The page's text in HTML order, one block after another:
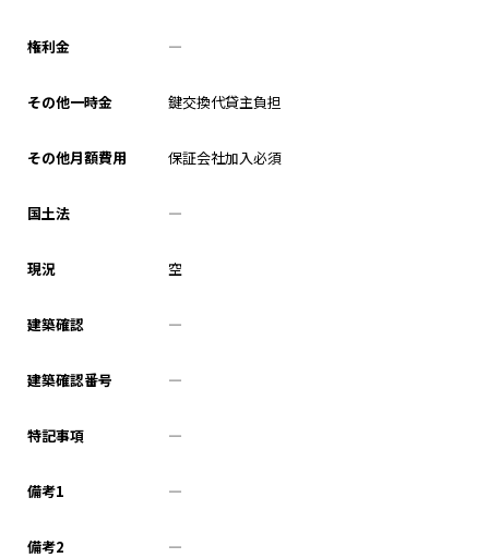
権利金 ―
その他一時金 鍵交換代貸主負担
その他月額費用 保証会社加入必須
国土法 ―
現況 空
建築確認 ―
建築確認番号 ―
特記事項 ―
備考1 ―
備考2 ―